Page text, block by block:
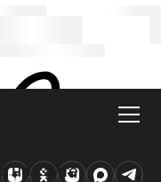
на сайте